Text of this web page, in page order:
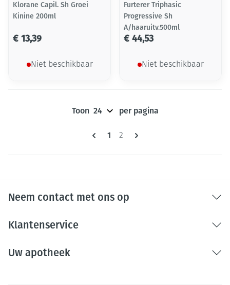
Klorane Capil. Sh Groei
Kinine 200ml
€ 13,39
Niet beschikbaar
Furterer Triphasic
Progressive Sh
A/haaruitv.500ml
€ 44,53
Niet beschikbaar
Pagina's
U lees momenteel pagina
1 Pagina
2
Toon per pagina
Neem contact met ons op
Klantenservice
Uw apotheek